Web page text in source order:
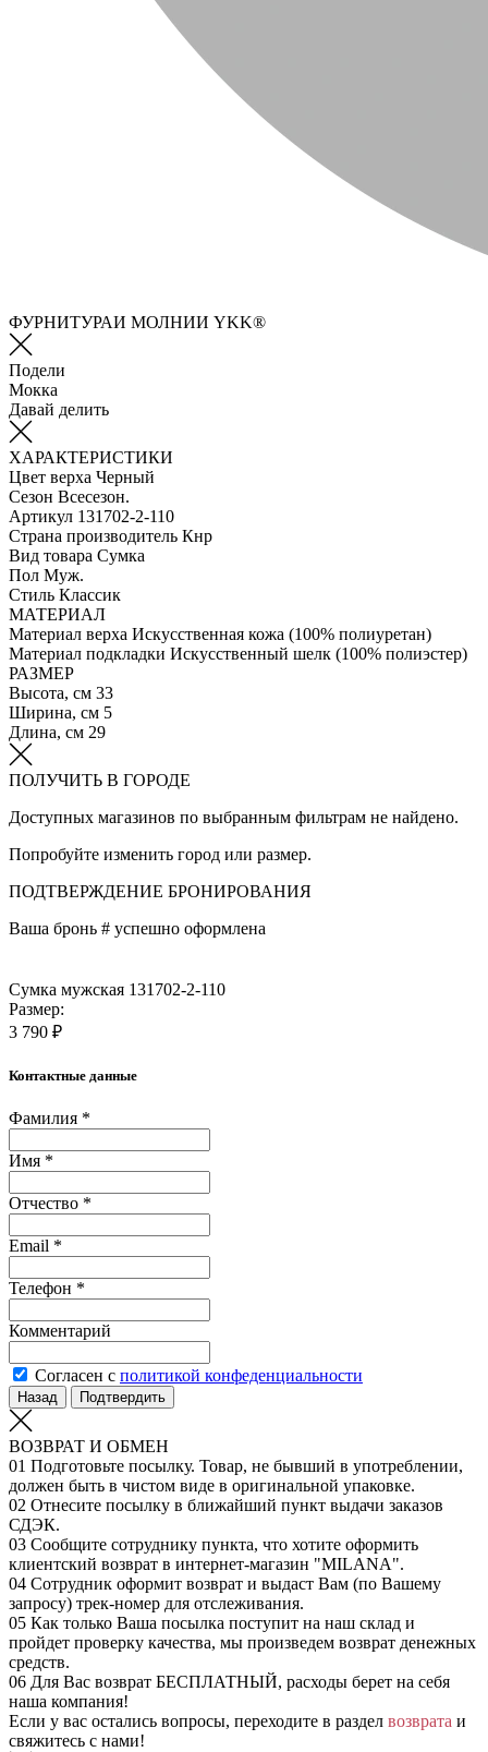
ФУРНИТУРАИ МОЛНИИ YKK®
Подели
Мокка
Давай делить
ХАРАКТЕРИСТИКИ
Цвет верха Черный
Сезон Всесезон.
Артикул 131702-2-110
Страна производитель Кнр
Вид товара Сумка
Пол Муж.
Стиль Классик
МАТЕРИАЛ
Материал верха Искусственная кожа (100% полиуретан)
Материал подкладки Искусственный шелк (100% полиэстер)
РАЗМЕР
Высота, см 33
Ширина, см 5
Длина, см 29
ПОЛУЧИТЬ В ГОРОДЕ
Доступных магазинов по выбранным фильтрам не найдено.
Попробуйте изменить город или размер.
ПОДТВЕРЖДЕНИЕ БРОНИРОВАНИЯ
Ваша бронь # успешно оформлена
Сумка мужская 131702-2-110
Размер:
3 790 ₽
Контактные данные
Фамилия *
Имя *
Отчество *
Email *
Телефон *
Комментарий
Согласен с политикой конфеденциальности
Назад Подтвердить
ВОЗВРАТ И ОБМЕН
01 Подготовьте посылку. Товар, не бывший в употреблении,
должен быть в чистом виде в оригинальной упаковке.
02 Отнесите посылку в ближайший пункт выдачи заказов
СДЭК.
03 Сообщите сотруднику пункта, что хотите оформить
клиентский возврат в интернет-магазин "MILANA".
04 Сотрудник оформит возврат и выдаст Вам (по Вашему
запросу) трек-номер для отслеживания.
05 Как только Ваша посылка поступит на наш склад и
пройдет проверку качества, мы произведем возврат денежных
средств.
06 Для Вас возврат БЕСПЛАТНЫЙ, расходы берет на себя
наша компания!
Если у вас остались вопросы, переходите в раздел возврата и
свяжитесь с нами!